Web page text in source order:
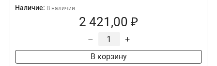
Наличие: В наличии
2 421,00 ₽
– +
В корзину